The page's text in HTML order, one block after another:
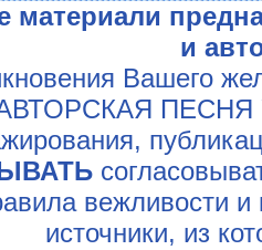
материали
и
Вашего
ПЕСНЯ
вежливости и
источники, из